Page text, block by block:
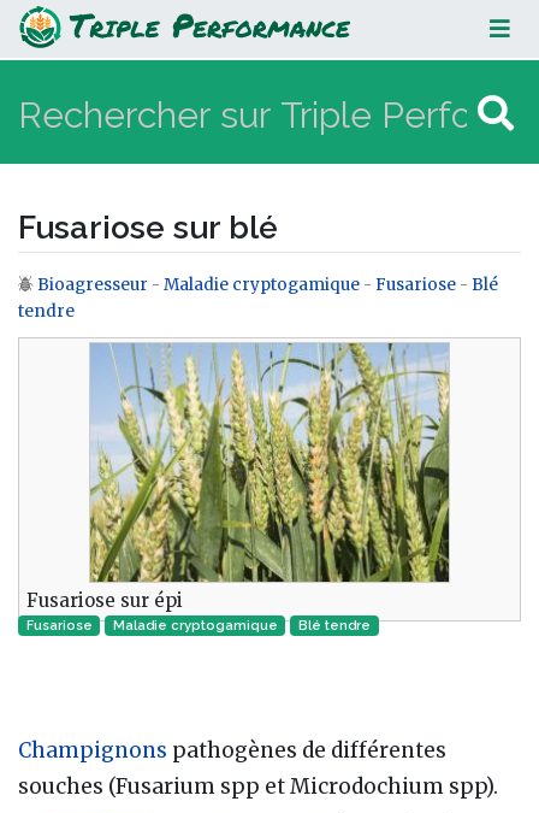
Fusariose sur blé
Fusariose sur blé
Aller à :navigation,rechercher
Bioagresseur - Maladie cryptogamique - Fusariose - Blé
tendre
Fusariose sur épi
Fusariose Maladie cryptogamique‎ Blé tendre
Champignons pathogènes de différentes
souches (Fusarium spp et Microdochium spp).